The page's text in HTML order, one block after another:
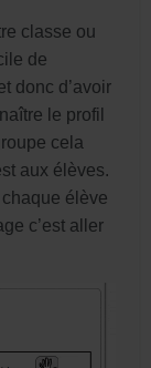
classe ou
de
donc d’avoir
le profil
cela
aux élèves.
élève
c’est aller